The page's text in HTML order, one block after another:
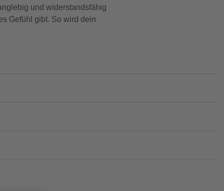
und widerstandsfähig
Gefühl gibt. So wird dein